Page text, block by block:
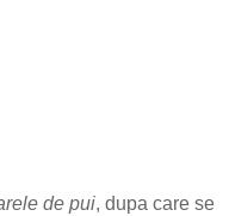
de pui, dupa care se